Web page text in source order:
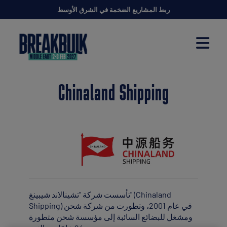
ربط المشاريع الضخمة في الشرق الأوسط
Chinaland Shipping
تأسست شركة "تشينالاند شيبينغ" (Chinaland
Shipping) في عام 2001، وتطورت من شركة شحن
ومشغل للبضائع السائبة إلى مؤسسة شحن متطورة